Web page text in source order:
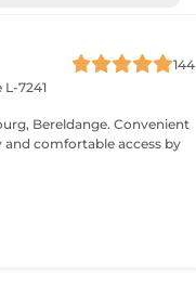
144
L-7241
Convenient
comfortable access by